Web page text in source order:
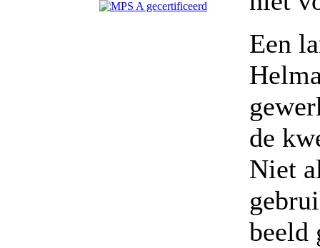
Een
de
Niet
beeld